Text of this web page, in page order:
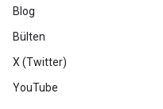
Blog
Bülten
X (Twitter)
YouTube